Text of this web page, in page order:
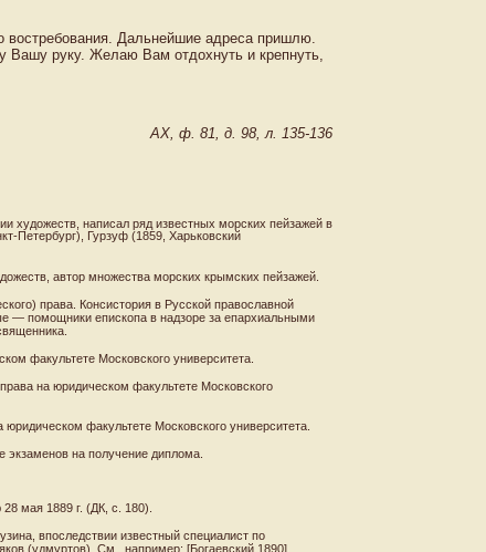
востребования. Дальнейшие адреса пришлю.
руку. Желаю Вам отдохнуть и крепнуть,
АХ, ф. 81, д. 98, л. 135-136
художеств, написал ряд известных морских пейзажей в
Петербург), Гурзуф (1859, Харьковский
автор множества морских крымских пейзажей.
права. Консистория в Русской православной
— помощники епископа в надзоре за епархиальными
факультете Московского университета.
на юридическом факультете Московского
факультете Московского университета.
экзаменов на получение диплома.
мая 1889 г. (ДК, с. 180).
впоследствии известный специалист по
(удмуртов). См., например: [Богаевский 1890].